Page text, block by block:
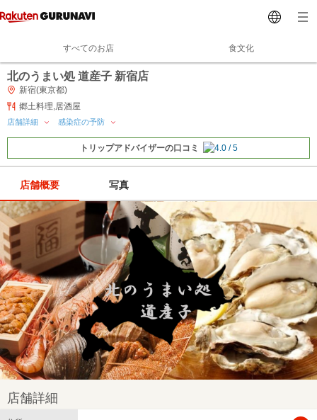
すべてのお店 食文化
北のうまい処 道産子 新宿店
新宿(東京都)
郷土料理,居酒屋
店舗詳細 感染症の予防
トリップアドバイザーの口コミ
店舗概要 写真
店舗詳細